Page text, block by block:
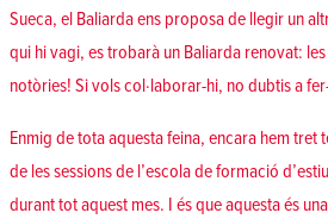
Sueca, el Baliardaens proposa de llegir un
qui hi vagi, es trobarà un Baliarda renovat:
notòries! Si vols col·laborar-hi, no dubtis a
Enmig de tota aquesta feina, encara hem tret
de les sessions de l’escola de formació
durant tot aquest mes. I és que aquesta és